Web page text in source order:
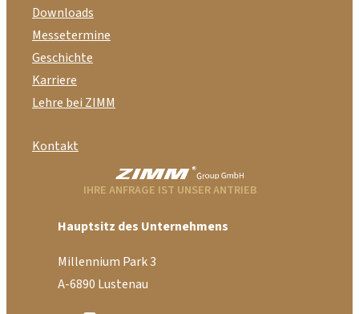
Downloads
Messetermine
Geschichte
Karriere
Lehre bei ZIMM
Kontakt
IHRE ANFRAGE IST UNSER ANTRIEB
Hauptsitz des Unternehmens
Millennium Park 3
A-6890 Lustenau